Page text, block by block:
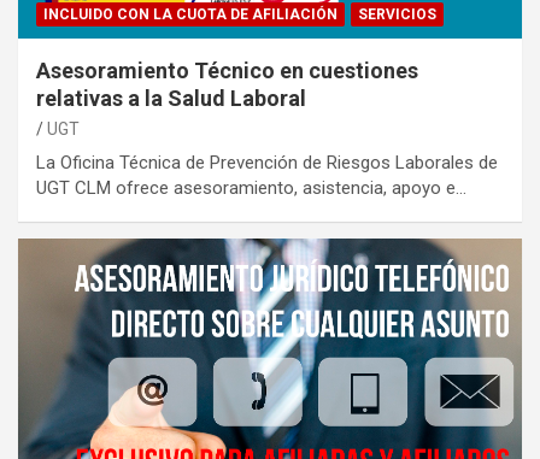
INCLUIDO CON LA CUOTA DE AFILIACIÓN SERVICIOS
Asesoramiento Técnico en cuestiones
relativas a la Salud Laboral
UGT
La Oficina Técnica de Prevención de Riesgos Laborales de
UGT CLM ofrece asesoramiento, asistencia, apoyo e…